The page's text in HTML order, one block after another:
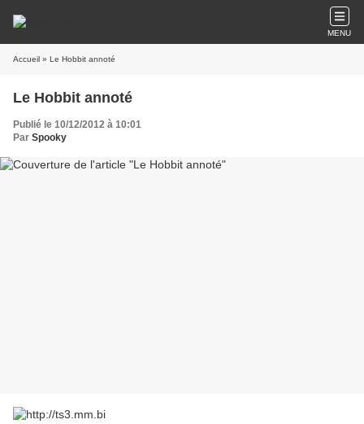
MENU
Accueil » Le Hobbit annoté
Le Hobbit annoté
Publié le 10/12/2012 à 10:01
Par Spooky